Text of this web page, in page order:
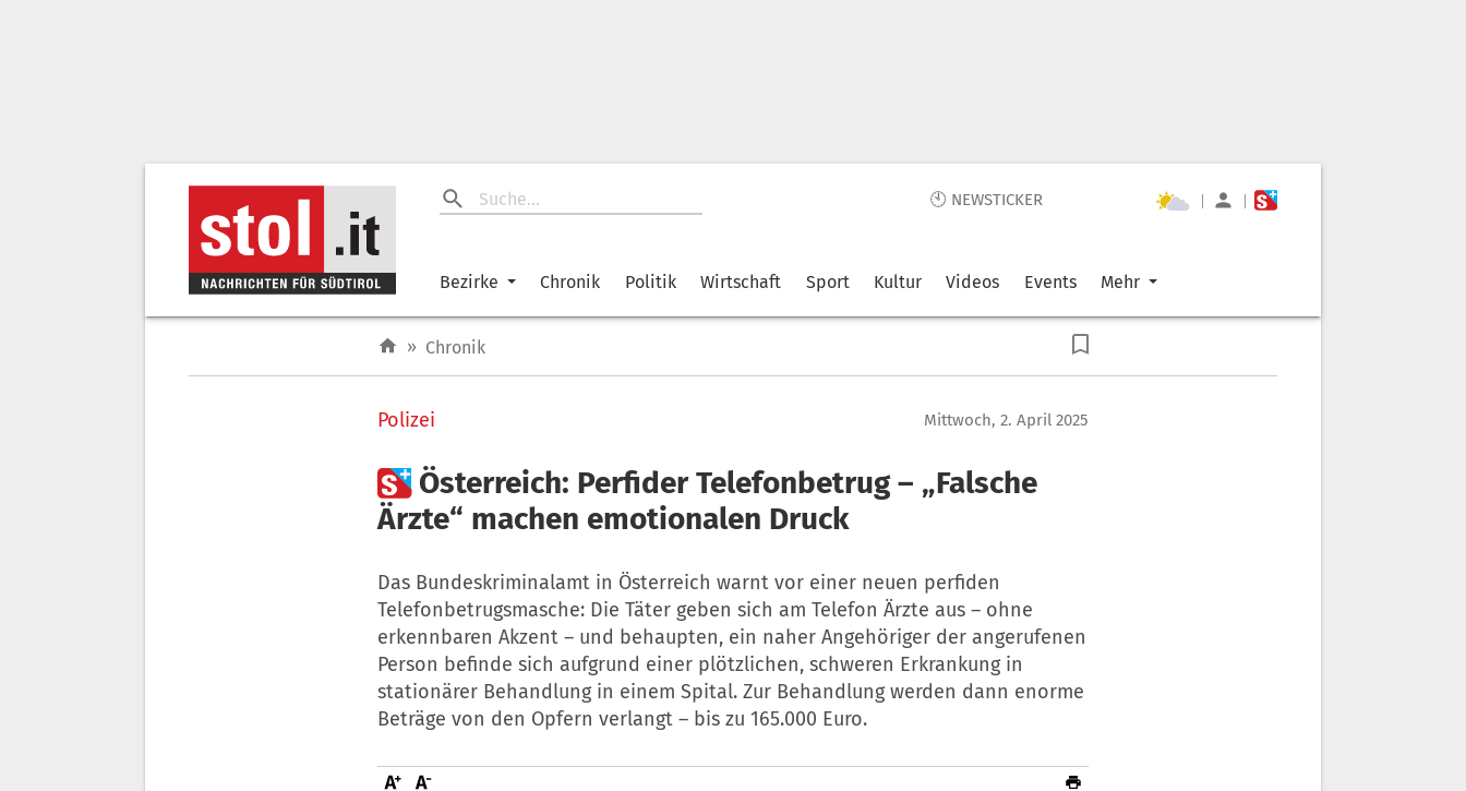
🕙 NEWSTICKER | |
Bezirke Chronik Politik Wirtschaft Sport Kultur Videos Events Mehr
» Chronik
Polizei Mittwoch, 2. April 2025
 Österreich: Perfider Telefonbetrug – „Falsche
Ärzte“ machen emotionalen Druck
Das Bundeskriminalamt in Österreich warnt vor einer neuen perfiden
Telefonbetrugsmasche: Die Täter geben sich am Telefon Ärzte aus – ohne
erkennbaren Akzent – und behaupten, ein naher Angehöriger der angerufenen
Person befinde sich aufgrund einer plötzlichen, schweren Erkrankung in
stationärer Behandlung in einem Spital. Zur Behandlung werden dann enorme
Beträge von den Opfern verlangt – bis zu 165.000 Euro.